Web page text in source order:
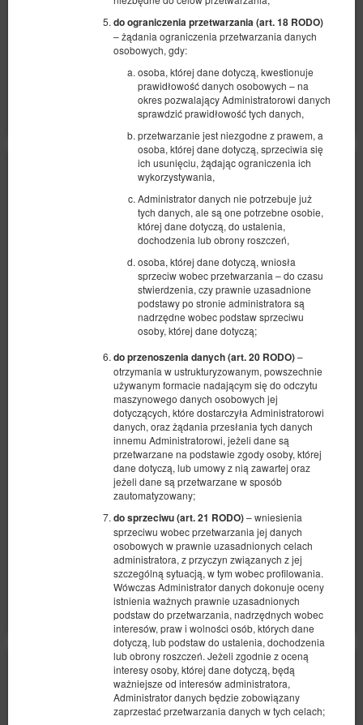
do ograniczenia przetwarzania (art. 18 RODO)
– żądania ograniczenia przetwarzania danych
osobowych, gdy:
osoba, której dane dotyczą, kwestionuje
prawidłowość danych osobowych – na
okres pozwalający Administratorowi danych
sprawdzić prawidłowość tych danych,
przetwarzanie jest niezgodne z prawem, a
osoba, której dane dotyczą, sprzeciwia się
ich usunięciu, żądając ograniczenia ich
wykorzystywania,
Administrator danych nie potrzebuje już
tych danych, ale są one potrzebne osobie,
której dane dotyczą, do ustalenia,
dochodzenia lub obrony roszczeń,
osoba, której dane dotyczą, wniosła
sprzeciw wobec przetwarzania – do czasu
stwierdzenia, czy prawnie uzasadnione
podstawy po stronie administratora są
nadrzędne wobec podstaw sprzeciwu
osoby, której dane dotyczą;
do przenoszenia danych (art. 20 RODO)–
otrzymania w ustrukturyzowanym, powszechnie
używanym formacie nadającym się do odczytu
maszynowego danych osobowych jej
dotyczących, które dostarczyła Administratorowi
danych, oraz żądania przesłania tych danych
innemu Administratorowi, jeżeli dane są
przetwarzane na podstawie zgody osoby, której
dane dotyczą, lub umowy z nią zawartej oraz
jeżeli dane są przetwarzane w sposób
zautomatyzowany;
do sprzeciwu (art. 21 RODO)– wniesienia
sprzeciwu wobec przetwarzania jej danych
osobowych w prawnie uzasadnionych celach
administratora, z przyczyn związanych z jej
szczególną sytuacją, w tym wobec profilowania.
Wówczas Administrator danych dokonuje oceny
istnienia ważnych prawnie uzasadnionych
podstaw do przetwarzania, nadrzędnych wobec
interesów, praw i wolności osób, których dane
dotyczą, lub podstaw do ustalenia, dochodzenia
lub obrony roszczeń. Jeżeli zgodnie z oceną
interesy osoby, której dane dotyczą, będą
ważniejsze od interesów administratora,
Administrator danych będzie zobowiązany
zaprzestać przetwarzania danych w tych celach;
509,00 zł
2 osoby / 1 noc
Szczegóły Dostępność
Pokaż oferty
Deluxe - Huta
pow. 23,00 m
1 sypialnia
1 bardzo duże łóżko podwójne (King)
2 osoby / 1 noc
Szczegóły Dostępność
Pokaż oferty